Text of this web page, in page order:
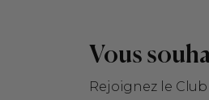
Vous
Rejoignez le